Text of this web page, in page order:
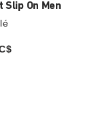
Slip On Men